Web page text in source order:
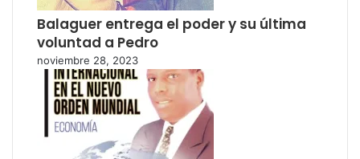
Balaguer entrega el poder y su última
voluntad a Pedro
noviembre 28, 2023